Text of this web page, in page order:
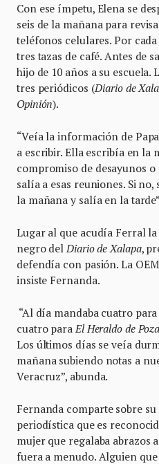
Con ese ímpetu, Elena se
seis de la mañana para
teléfonos celulares. Por
tres tazas de café. Antes de
hijo de 10 años a su escuela.
tres periódicos (Diario de
Opinión).
“Veía la información de
a escribir. Ella escribía en la
compromiso de desayunos
salía a esas reuniones. Si
la mañana y salía en la
Lugar al que acudía Ferral
negro del Diario de Xalapa,
defendía con pasión. La
insiste Fernanda.
“Al día mandaba cuatro
cuatro para El Heraldo de
Los últimos días se veía
mañana subiendo notas a
Veracruz”, abunda.
Fernanda comparte sobre
periodística que es
mujer que regalaba abrazos
fuera a menudo. Alguien